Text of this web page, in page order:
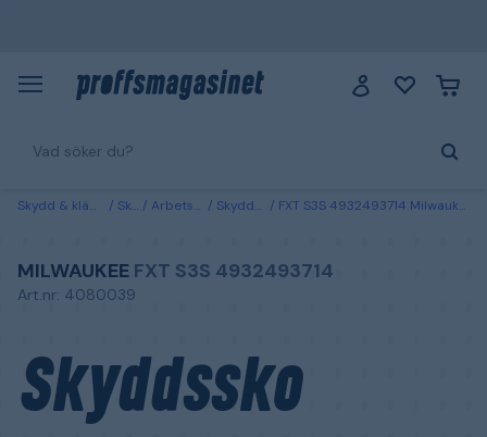
Skydd & kläder Skor Arbetsskor Skyddsskor FXT S3S 4932493714 Milwaukee Skyddssko 36
MILWAUKEE FXT S3S 4932493714
Art.nr: 4080039
Skyddssko